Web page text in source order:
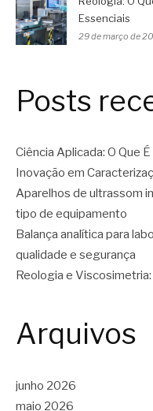
Essenciais
29 de março de
Posts
Ciência Aplicada: O Que
Inovação em
Aparelhos de ultrassom
tipo de equipamento
Balança analítica para
qualidade e segurança
Reologia e
Arquivos
junho 2026
maio 2026